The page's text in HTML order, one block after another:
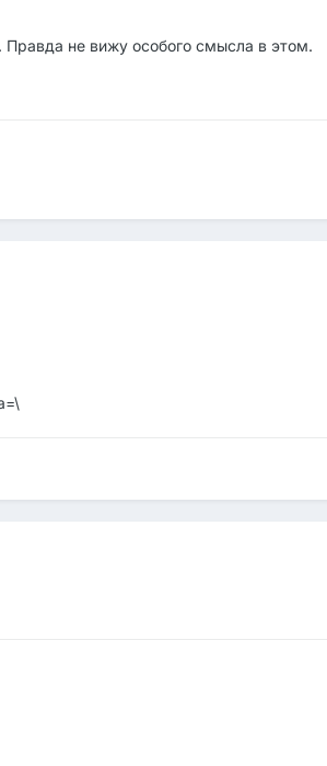
не вижу особого смысла в этом.